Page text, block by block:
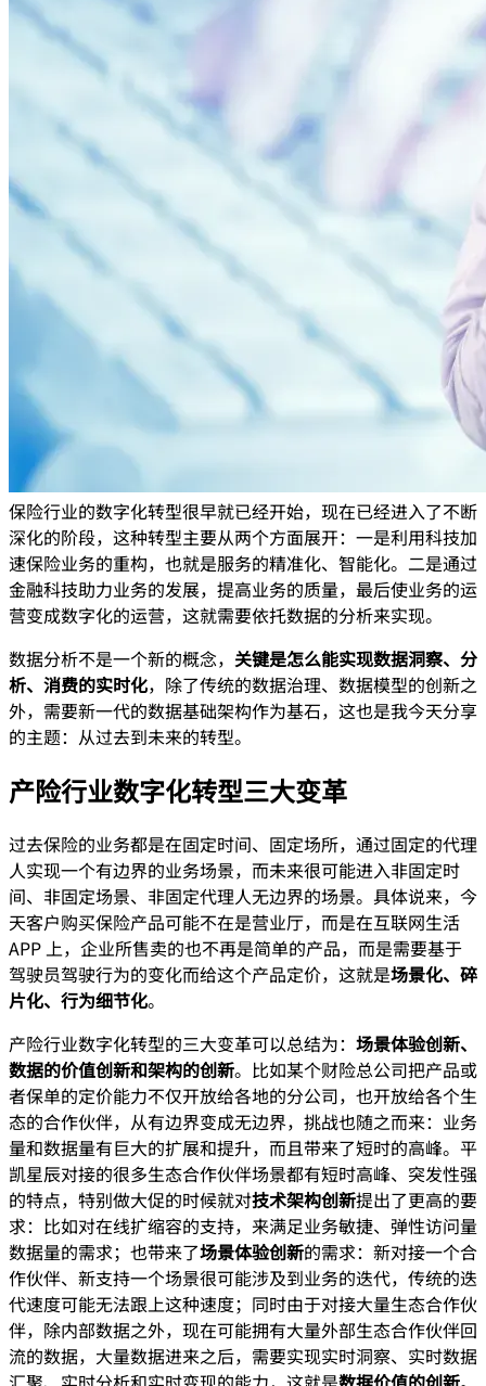
保险行业的数字化转型很早就已经开始，现在已经进入了不断
深化的阶段，这种转型主要从两个方面展开：一是利用科技加
速保险业务的重构，也就是服务的精准化、智能化。二是通过
金融科技助力业务的发展，提高业务的质量，最后使业务的运
营变成数字化的运营，这就需要依托数据的分析来实现。
数据分析不是一个新的概念， 关键是怎么能实现数据洞察、分
析、消费的实时化，除了传统的数据治理、数据模型的创新之
外，需要新一代的数据基础架构作为基石，这也是我今天分享
的主题：从过去到未来的转型。
产险行业数字化转型三大变革
过去保险的业务都是在固定时间、固定场所，通过固定的代理
人实现一个有边界的业务场景，而未来很可能进入非固定时
间、非固定场景、非固定代理人无边界的场景。具体说来，今
天客户购买保险产品可能不在是营业厅，而是在互联网生活
APP 上，企业所售卖的也不再是简单的产品，而是需要基于
驾驶员驾驶行为的变化而给这个产品定价，这就是场景化、碎
片化、行为细节化。
产险行业数字化转型的三大变革可以总结为： 场景体验创新、
数据的价值创新和架构的创新。比如某个财险总公司把产品或
者保单的定价能力不仅开放给各地的分公司，也开放给各个生
态的合作伙伴，从有边界变成无边界，挑战也随之而来：业务
量和数据量有巨大的扩展和提升，而且带来了短时的高峰。平
凯星辰对接的很多生态合作伙伴场景都有短时高峰、突发性强
的特点，特别做大促的时候就对技术架构创新提出了更高的要
求：比如对在线扩缩容的支持，来满足业务敏捷、弹性访问量
数据量的需求；也带来了场景体验创新的需求：新对接一个合
作伙伴、新支持一个场景很可能涉及到业务的迭代，传统的迭
代速度可能无法跟上这种速度；同时由于对接大量生态合作伙
伴，除内部数据之外，现在可能拥有大量外部生态合作伙伴回
流的数据，大量数据进来之后，需要实现实时洞察、实时数据